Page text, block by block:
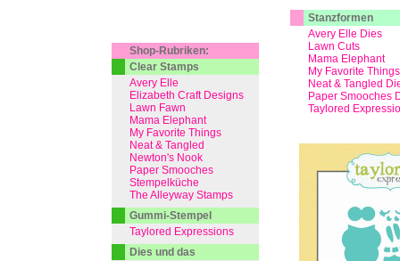
Stanzformen
Avery Elle Dies
Lawn Cuts
Mama Elephant
My Favorite Things
Neat & Tangled
Paper Smooches
Taylored
Shop-Rubriken:
Clear Stamps
Avery Elle
Elizabeth Craft Designs
Lawn Fawn
Mama Elephant
My Favorite Things
Neat & Tangled
Newton's Nook
Paper Smooches
Stempelküche
The Alleyway Stamps
Gummi-Stempel
Taylored Expressions
Dies und das